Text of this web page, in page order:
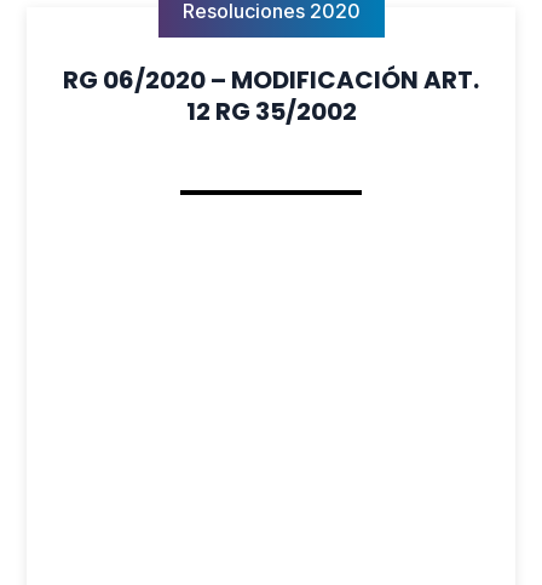
Resoluciones 2020
RG 06/2020 – MODIFICACIÓN ART.
12 RG 35/2002